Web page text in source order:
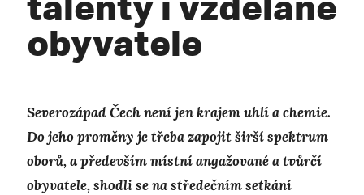
obyvatele
Severozápad Čech není jen krajem uhlí a chemie.
Do jeho proměny je třeba zapojit širší spektrum
oborů, a především místní angažované a tvůrčí
obyvatele, shodli se na středečním setkání